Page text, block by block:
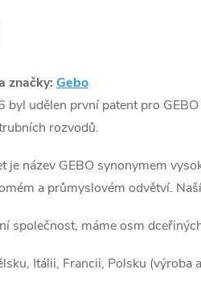
značky: Gebo
udělen první patent pro
rozvodů.
je název GEBO synonymem
a průmyslovém odvětví.
společnost, máme osm
Itálii, Francii, Polsku (výroba